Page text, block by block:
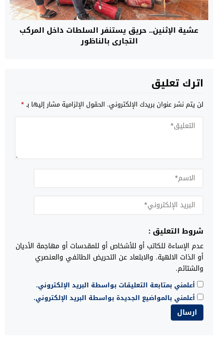
عشية الإثنين.. حريق يستنفر السلطات داخل المركب
التجاري بالناظور
اترك تعليق
لن يتم نشر عنوان بريدك الإلكتروني. الحقول الإلزامية مشار إليها بـ*
شروط التعليق :
عدم الإساءة للكاتب أو للأشخاص أو للمقدسات أو مهاجمة الأديان
أو الذات الالهية. والابتعاد عن التحريض الطائفي والعنصري
والشتائم.
أعلمني بمتابعة التعليقات بواسطة البريد الإلكتروني.
أعلمني بالمواضيع الجديدة بواسطة البريد الإلكتروني.